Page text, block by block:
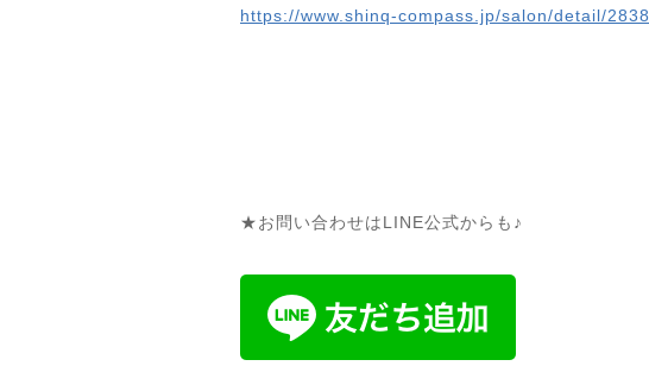
https://www.shinq-compass.jp/salon/detail/2838
★お問い合わせはLINE公式からも♪